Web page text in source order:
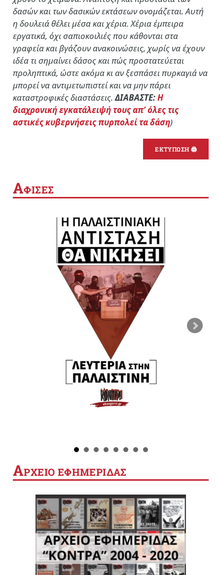
δασών και των δασικών εκτάσεων ονομάζεται. Αυτή
η δουλειά θέλει μέσα και χέρια. Χέρια έμπειρα
εργατικά, όχι σαπιοκοιλιές που κάθονται στα
γραφεία και βγάζουν ανακοινώσεις, χωρίς να έχουν
ιδέα τι σημαίνει δάσος και πώς προστατεύεται
προληπτικά, ώστε ακόμα κι αν ξεσπάσει πυρκαγιά να
μπορεί να αντιμετωπιστεί και να μην πάρει
καταστροφικές διαστάσεις.ΔΙΑΒΑΣΤΕ:Η
διαχρονική εγκατάλειψή τους απ’ όλες τις
αστικές κυβερνήσεις πυρπολεί τα δάση)
ΕΚΤΥΠΩΣΗ 🖨
ΑΦΙΣΕΣ
ΑΡΧΕΙΟ ΕΦΗΜΕΡΙΔΑΣ